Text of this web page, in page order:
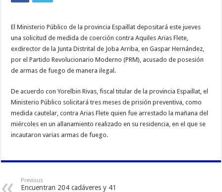
El Ministerio Público de la provincia Espaillat depositará este jueves
una solicitud de medida de coerción contra Aquiles Arias Flete,
exdirector de la Junta Distrital de Joba Arriba, en Gaspar Hernández,
por el Partido Revolucionario Moderno (PRM), acusado de posesión
de armas de fuego de manera ilegal.
De acuerdo con Yorelbin Rivas, fiscal titular de la provincia Espaillat, el
Ministerio Público solicitará tres meses de prisión preventiva, como
medida cautelar, contra Arias Flete quien fue arrestado la mañana del
miércoles en un allanamiento realizado en su residencia, en el que se
incautaron varias armas de fuego.
Previous
Encuentran 204 cadáveres y 41